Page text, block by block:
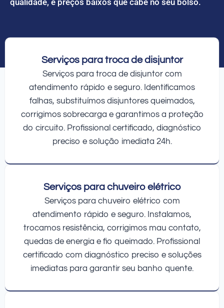
Serviços para troca de disjuntor
Serviços para troca de disjuntor com
atendimento rápido e seguro. Identificamos
falhas, substituímos disjuntores queimados,
corrigimos sobrecarga e garantimos a proteção
do circuito. Profissional certificado, diagnóstico
preciso e solução imediata 24h.
Serviços para chuveiro elétrico
Serviços para chuveiro elétrico com
atendimento rápido e seguro. Instalamos,
trocamos resistência, corrigimos mau contato,
quedas de energia e fio queimado. Profissional
certificado com diagnóstico preciso e soluções
imediatas para garantir seu banho quente.